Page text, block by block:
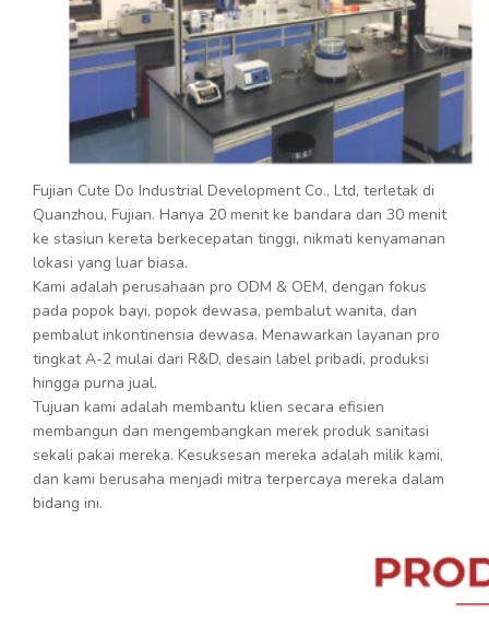
Fujian Cute Do Industrial Development Co., Ltd, terletak di
Quanzhou, Fujian. Hanya 20 menit ke bandara dan 30 menit
ke stasiun kereta berkecepatan tinggi, nikmati kenyamanan
lokasi yang luar biasa.
Kami adalah perusahaan pro ODM & OEM, dengan fokus
pada popok bayi, popok dewasa, pembalut wanita, dan
pembalut inkontinensia dewasa. Menawarkan layanan pro
tingkat A-2 mulai dari R&D, desain label pribadi, produksi
hingga purna jual.
Tujuan kami adalah membantu klien secara efisien
membangun dan mengembangkan merek produk sanitasi
sekali pakai mereka. Kesuksesan mereka adalah milik kami,
dan kami berusaha menjadi mitra terpercaya mereka dalam
bidang ini.